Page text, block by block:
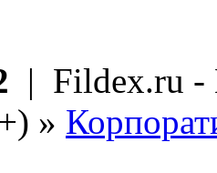
| Fildex.ru -
»